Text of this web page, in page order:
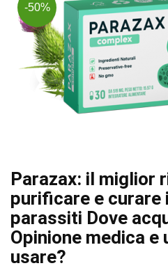
-50%
Parazax: il miglior
purificare e curare
parassiti Dove
Opinione medica e
usare?